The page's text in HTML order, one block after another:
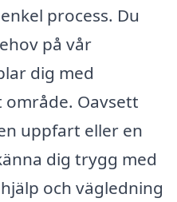
process. Du
på vår
dig med
Oavsett
uppfart eller en
dig trygg med
och vägledning